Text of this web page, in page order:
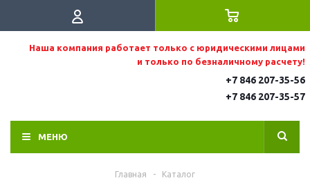
Наша компания работает только с юридическими лицами
и только по безналичному расчету!
+7 846 207-35-56
+7 846 207-35-57
МЕНЮ
Главная - Каталог